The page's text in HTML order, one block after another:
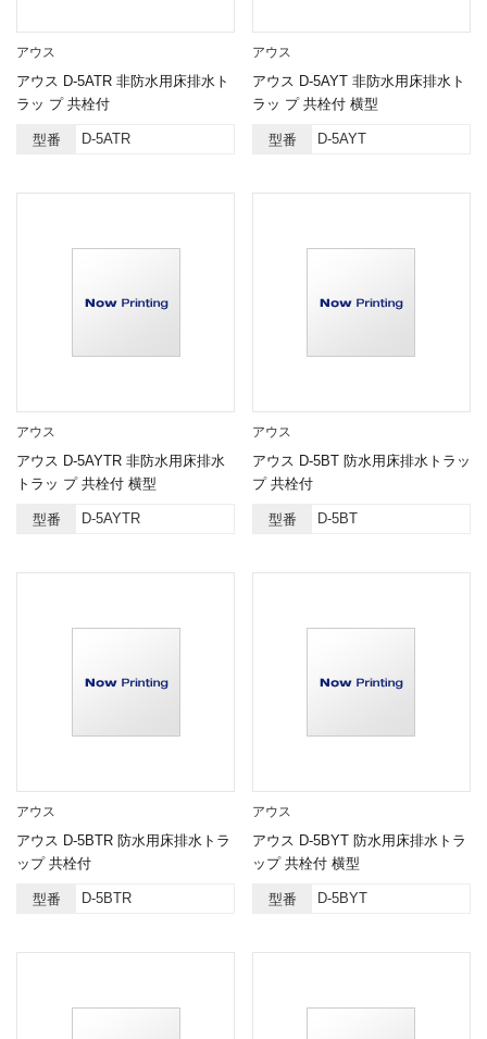
アウス
アウス D-5ATR 非防水用床排水ト
ラッ プ 共栓付
型番 D-5ATR
アウス
アウス D-5AYT 非防水用床排水ト
ラッ プ 共栓付 横型
型番 D-5AYT
アウス
アウス D-5AYTR 非防水用床排水
トラッ プ 共栓付 横型
型番 D-5AYTR
アウス
アウス D-5BT 防水用床排水トラッ
プ 共栓付
型番 D-5BT
アウス
アウス D-5BTR 防水用床排水トラ
ップ 共栓付
型番 D-5BTR
アウス
アウス D-5BYT 防水用床排水トラ
ップ 共栓付 横型
型番 D-5BYT